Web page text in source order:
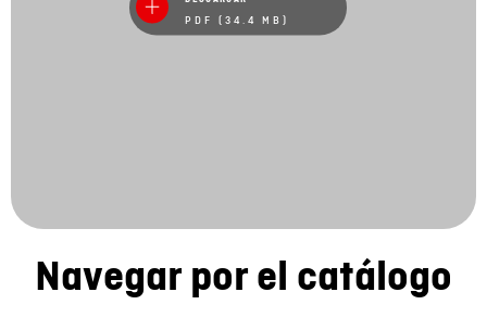
Mantener el contacto